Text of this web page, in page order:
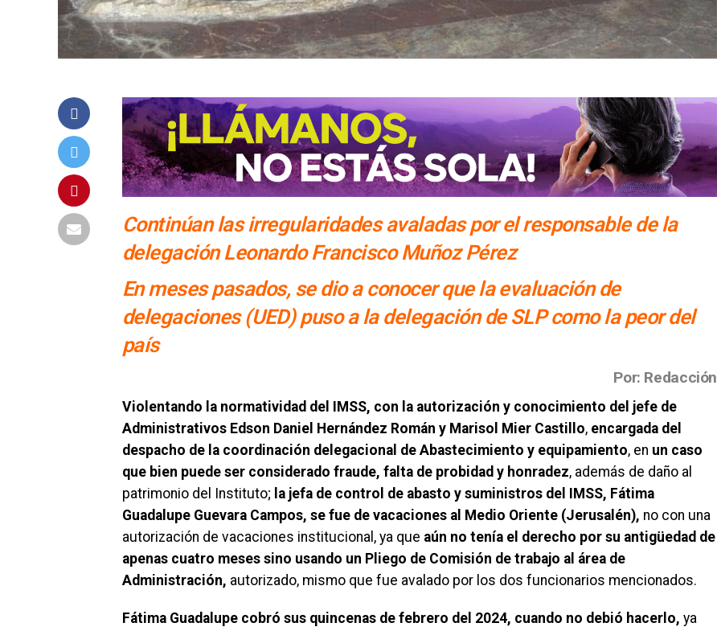
Continúan las irregularidades avaladas por el responsable de la
delegación Leonardo Francisco Muñoz Pérez
En meses pasados, se dio a conocer que la evaluación de
delegaciones (UED) puso a la delegación de SLP como la peor del
país
Por: Redacción
Violentando la normatividad del IMSS, con la autorización y conocimiento del jefe de
Administrativos Edson Daniel Hernández Román y Marisol Mier Castillo, encargada del
despacho de la coordinación delegacional de Abastecimiento y equipamiento, en un caso
que bien puede ser considerado fraude, falta de probidad y honradez, además de daño al
patrimonio del Instituto; la jefa de control de abasto y suministros del IMSS, Fátima
Guadalupe Guevara Campos, se fue de vacaciones al Medio Oriente (Jerusalén), no con una
autorización de vacaciones institucional, ya que aún no tenía el derecho por su antigüedad de
apenas cuatro meses sino usando un Pliego de Comisión de trabajo al área de
Administración, autorizado, mismo que fue avalado por los dos funcionarios mencionados.
Fátima Guadalupe cobró sus quincenas de febrero del 2024, cuando no debió hacerlo, ya